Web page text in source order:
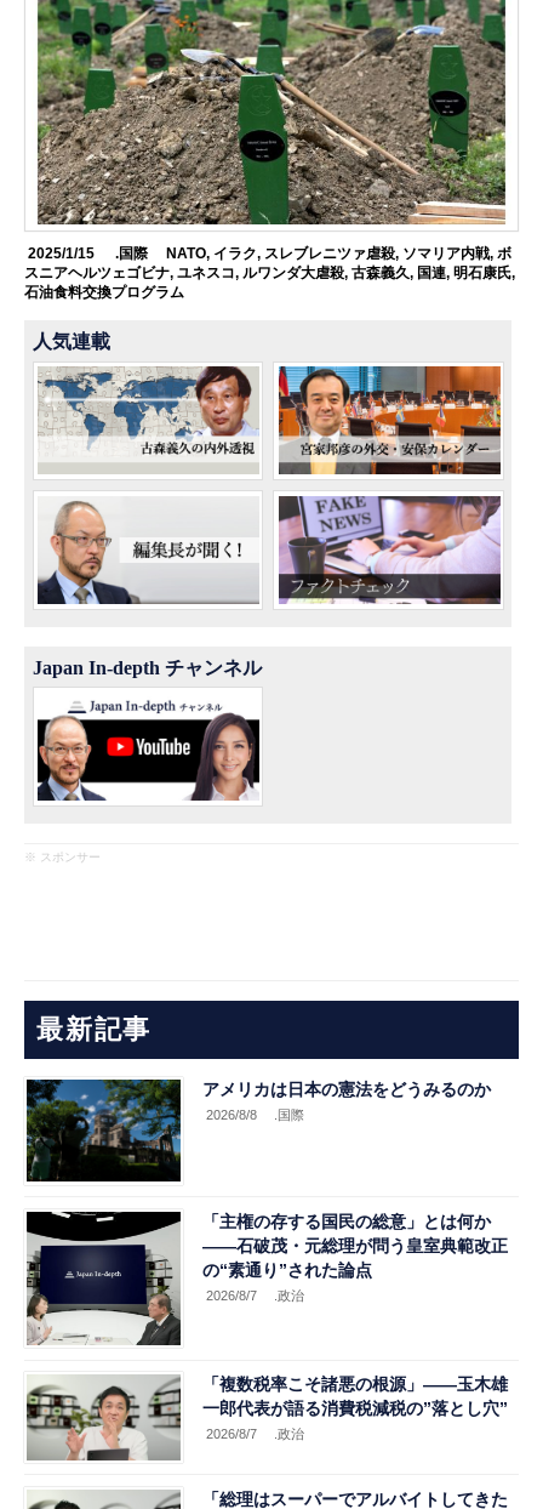
2025/1/15 .国際 NATO, イラク, スレブレニツァ虐殺, ソマリア内戦, ボ
スニアヘルツェゴビナ,ユネスコ,ルワンダ大虐殺,古森義久, 国連,明石康氏,
石油食料交換プログラム
人気連載
Japan In-depth チャンネル
※ スポンサー
最新記事
アメリカは日本の憲法をどうみるのか
2026/8/8 .国際
「主権の存する国民の総意」とは何か
――石破茂・元総理が問う皇室典範改正
の“素通り”された論点
2026/8/7 .政治
「複数税率こそ諸悪の根源」――玉木雄
一郎代表が語る消費税減税の”落とし穴”
2026/8/7 .政治
「総理はスーパーでアルバイトしてきた